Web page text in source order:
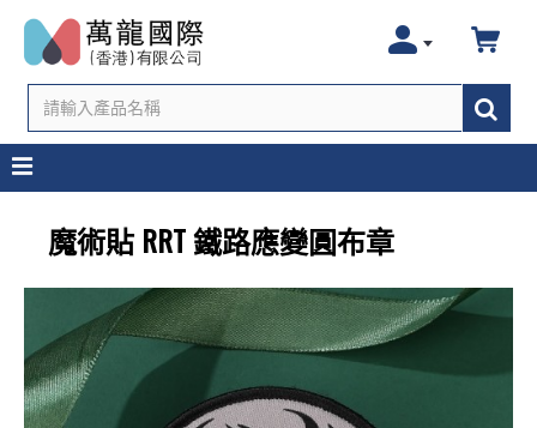
魔術貼 RRT 鐵路應變圓布章